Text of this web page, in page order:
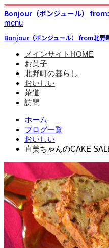
Bonjour（ボンジュール） from
menu
Bonjour（ボンジュール） from北野
メインサイトHOME
お菓子
北野町の暮らし
おいしい
茶道
訪問
ホーム
ブログ一覧
おいしい
直美ちゃんのCAKE